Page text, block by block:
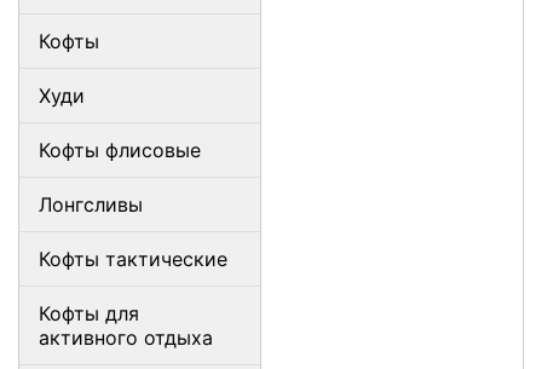
Кофты
Худи
Кофты флисовые
Лонгсливы
Кофты тактические
Кофты для
активного отдыха